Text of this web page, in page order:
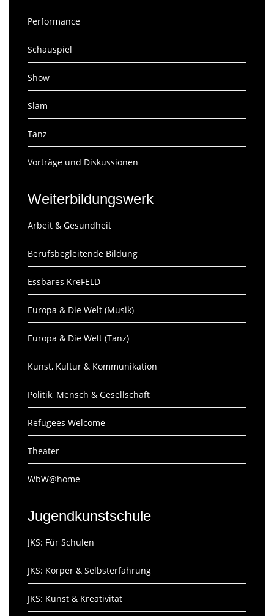
Performance
Schauspiel
Show
Slam
Tanz
Vorträge und Diskussionen
Weiterbildungswerk
Arbeit & Gesundheit
Berufsbegleitende Bildung
Essbares KreFELD
Europa & Die Welt (Musik)
Europa & Die Welt (Tanz)
Kunst, Kultur & Kommunikation
Politik, Mensch & Gesellschaft
Refugees Welcome
Theater
WbW@home
Jugendkunstschule
JKS: Für Schulen
JKS: Körper & Selbsterfahrung
JKS: Kunst & Kreativität